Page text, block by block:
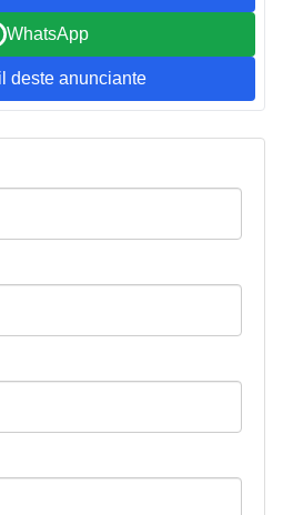
WhatsApp
deste anunciante